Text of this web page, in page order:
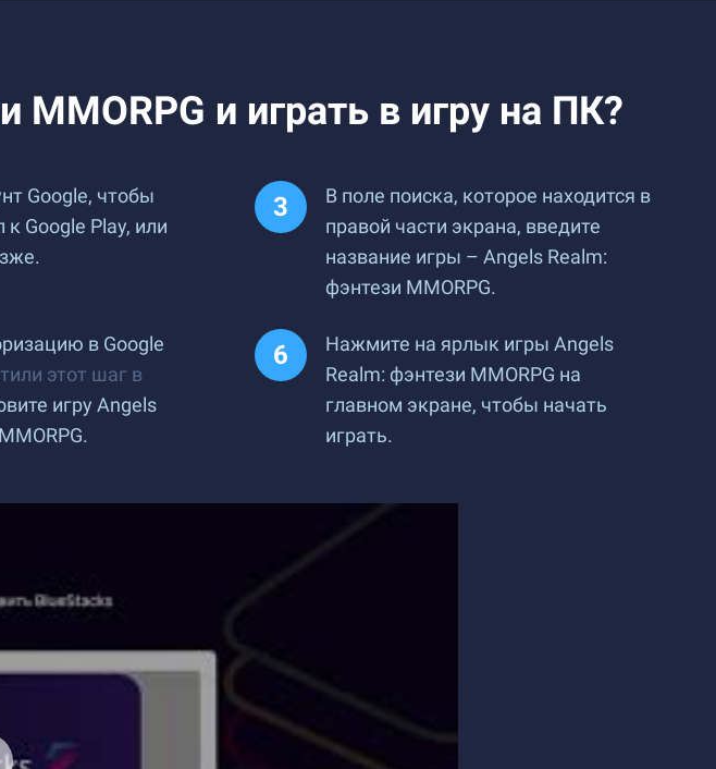
MMORPG и играть в игру на ПК?
Google, чтобы
к Google Play, или
В поле поиска, которое находится в
правой части экрана, введите
название игры – Angels Realm:
фэнтези MMORPG.
в Google
этот шаг в
игру Angels
Нажмите на ярлык игры Angels
Realm: фэнтези MMORPG на
главном экране, чтобы начать
играть.